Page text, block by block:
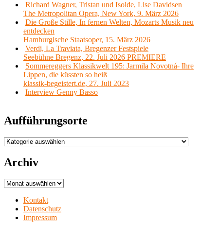
Richard Wagner, Tristan und Isolde, Lise Davidsen
The Metropolitan Opera, New York, 9. März 2026
Die Große Stille, In fernen Welten, Mozarts Musik neu
entdecken
Hamburgische Staatsoper, 15. März 2026
Verdi, La Traviata, Bregenzer Festspiele
Seebühne Bregenz, 22. Juli 2026 PREMIERE
Sommereggers Klassikwelt 195: Jarmila Novotná- Ihre
Lippen, die küssten so heiß
klassik-begeistert.de, 27. Juli 2023
Interview Genny Basso
Aufführungsorte
Aufführungsorte
Archiv
Archiv
Kontakt
Datenschutz
Impressum